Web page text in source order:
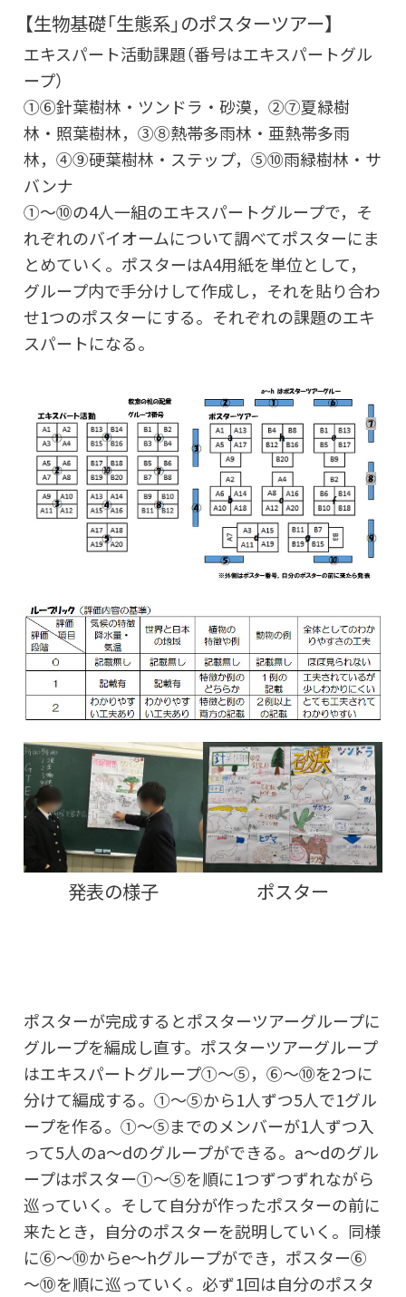
【生物基礎「生態系」のポスターツアー】
エキスパート活動課題（番号はエキスパートグル
ープ）
①⑥針葉樹林・ツンドラ・砂漠，②⑦夏緑樹
林・照葉樹林，③⑧熱帯多雨林・亜熱帯多雨
林，④⑨硬葉樹林・ステップ，⑤⑩雨緑樹林・サ
バンナ
①～⑩の4人一組のエキスパートグループで，そ
れぞれのバイオームについて調べてポスターにま
とめていく。ポスターはA4用紙を単位として，
グループ内で手分けして作成し，それを貼り合わ
せ1つのポスターにする。それぞれの課題のエキ
スパートになる。
発表の様子 ポスター
ポスターが完成するとポスターツアーグループに
グループを編成し直す。ポスターツアーグループ
はエキスパートグループ①～⑤，⑥～⑩を2つに
分けて編成する。①～⑤から1人ずつ5人で1グル
ープを作る。①～⑤までのメンバーが1人ずつ入
って5人のa～dのグループができる。a～dのグル
ープはポスター①～⑤を順に1つずつずれながら
巡っていく。そして自分が作ったポスターの前に
来たとき，自分のポスターを説明していく。同様
に⑥～⑩からe～hグループができ，ポスター⑥
～⑩を順に巡っていく。必ず1回は自分のポスタ